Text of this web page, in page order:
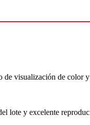
visualización de color
lote y excelente